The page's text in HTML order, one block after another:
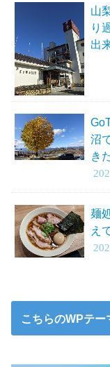
山
り
出
沼
き
麺
え
こちらのWPテー